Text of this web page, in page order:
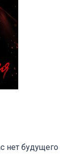
нет будущего